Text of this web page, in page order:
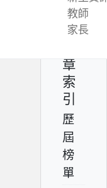
教師
家長
章
索
引
歷
屆
榜
單